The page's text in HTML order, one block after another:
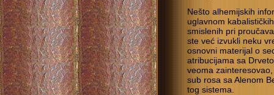
Nešto alhemijskih
uglavnom
smislenih pri
ste već izvukli neku
osnovni materijal o
atribucijama sa
veoma
sub rosa sa Alenom
tog sistema.